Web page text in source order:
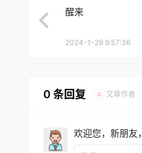
醒来
2024-1-29 9:57:36
0 条回复 A 文章作者
欢迎您，新朋友